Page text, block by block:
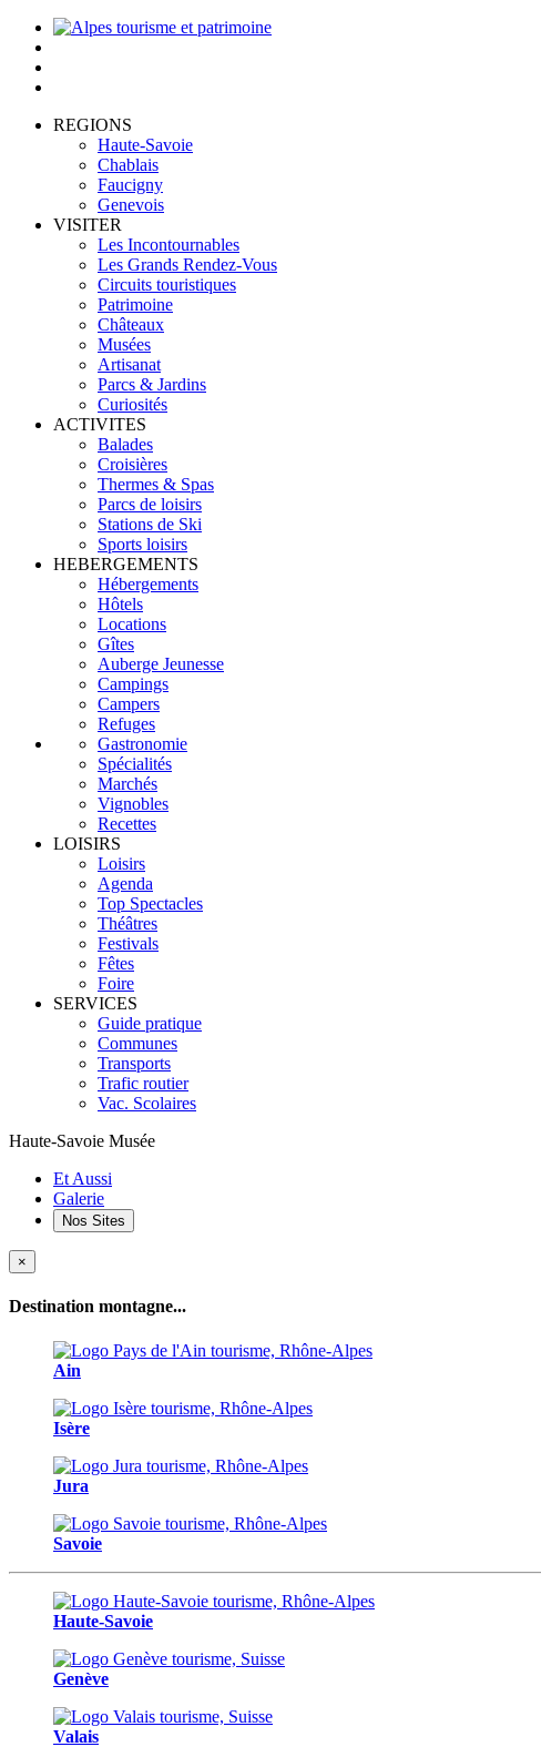
REGIONS
Haute-Savoie
Chablais
Faucigny
Genevois
VISITER
Les Incontournables
Les Grands Rendez-Vous
Circuits touristiques
Patrimoine
Châteaux
Musées
Artisanat
Parcs & Jardins
Curiosités
ACTIVITES
Balades
Croisières
Thermes & Spas
Parcs de loisirs
Stations de Ski
Sports loisirs
HEBERGEMENTS
Hébergements
Hôtels
Locations
Gîtes
Auberge Jeunesse
Campings
Campers
Refuges
Gastronomie
Spécialités
Marchés
Vignobles
Recettes
LOISIRS
Loisirs
Agenda
Top Spectacles
Théâtres
Festivals
Fêtes
Foire
SERVICES
Guide pratique
Communes
Transports
Trafic routier
Vac. Scolaires
Haute-Savoie Musée
Et Aussi
Galerie
Nos Sites
×
Destination montagne...
Ain
Isère
Jura
Savoie
Haute-Savoie
Genève
Valais